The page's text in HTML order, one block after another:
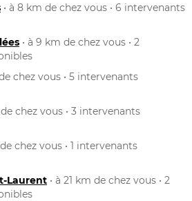
• à 8 km de chez vous • 6 intervenants
• à 9 km de chez vous • 2
chez vous • 5 intervenants
chez vous • 3 intervenants
de chez vous • 1 intervenants
Laurent • à 21 km de chez vous • 2